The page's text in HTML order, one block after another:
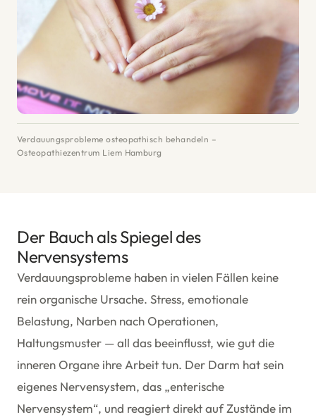
Verdauungsprobleme osteopathisch behandeln –
Osteopathiezentrum Liem Hamburg
Der Bauch als Spiegel des
Nervensystems
Verdauungsprobleme haben in vielen Fällen keine
rein organische Ursache. Stress, emotionale
Belastung, Narben nach Operationen,
Haltungsmuster — all das beeinflusst, wie gut die
inneren Organe ihre Arbeit tun. Der Darm hat sein
eigenes Nervensystem, das „enterische
Nervensystem“, und reagiert direkt auf Zustände im